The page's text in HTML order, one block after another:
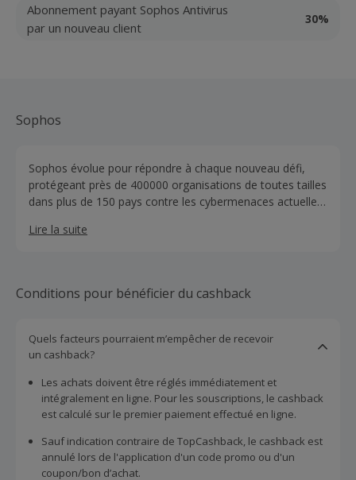
Abonnement payant Sophos Antivirus
par un nouveau client
30%
Sophos
Sophos évolue pour répondre à chaque nouveau défi,
protégeant près de 400000 organisations de toutes tailles
dans plus de 150 pays contre les cybermenaces actuelles
même croyance en constante évolution aux utilisateurs à
pour tout le monde. Sophos Home apporte sa puissante
protection professionnelle aux Mac et PC personnels.
maison. Votre sécurité devrait l’être aussi.
Lire la suite
Conditions pour bénéficier du cashback
Quels facteurs pourraient m’empêcher de recevoir
un cashback?
Les achats doivent être réglés immédiatement et
intégralement en ligne. Pour les souscriptions, le cashback
est calculé sur le premier paiement effectué en ligne.
Sauf indication contraire de TopCashback, le cashback est
annulé lors de l'application d'un code promo ou d'un
coupon/bon d’achat.